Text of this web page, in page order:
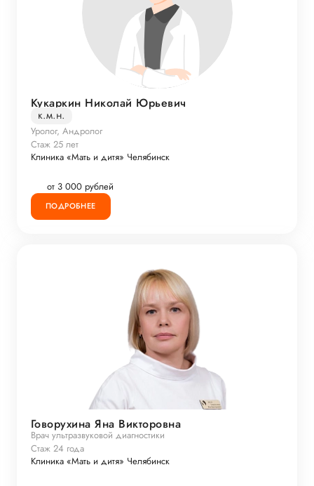
Кукаркин Николай Юрьевич
к.м.н.
Уролог, Андролог
Стаж 25 лет
Клиника «Мать и дитя» Челябинск
от 3 000 рублей
ПОДРОБНЕЕ
Говорухина Яна Викторовна
Врач ультразвуковой диагностики
Стаж 24 года
Клиника «Мать и дитя» Челябинск